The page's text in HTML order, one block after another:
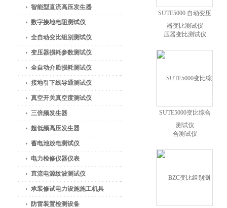
智能型直流高压发生器
数字接地电阻测试仪
全自动变比组别测试仪
变压器损耗参数测试仪
全自动介质损耗测试仪
接地引下线导通测试仪
真空开关真空度测试仪
三倍频发生器
超低频高压发生器
蓄电池放电测试仪
电力检修仪器仪表
直流电源纹波测试仪
承装修试电力设施施工机具
防雷装置检测设备
SUTE5000 自动变压
器变比测试仪
SUTE5000变比综合
测试仪